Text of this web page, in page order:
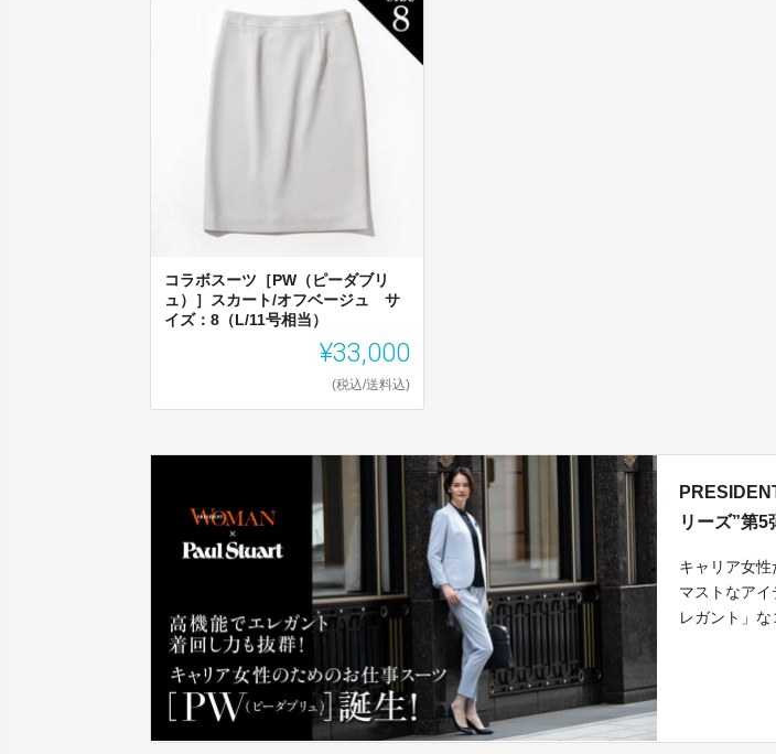
コラボスーツ［PW（ピーダブリ
ュ）］スカート/オフベージュ サ
イズ：8（L/11号相当）
¥33,000
(税込/送料込)
リーズ”第5
キャリア女
マストなア
レガント」